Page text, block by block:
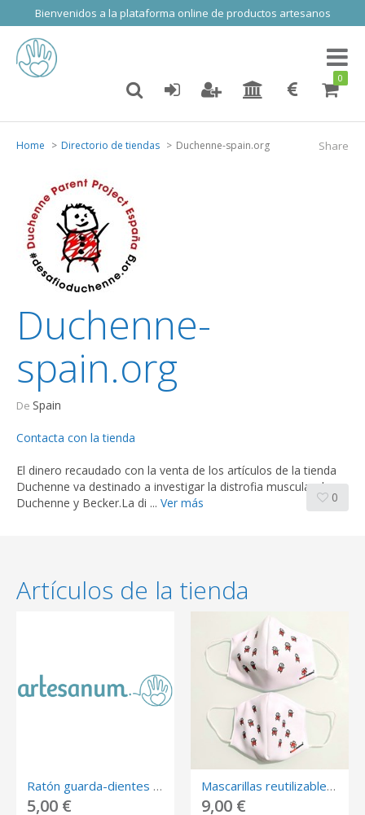
Bienvenidos a la plataforma online de productos artesanos
Toggle
0
Share
Home Directorio de tiendas Duchenne-spain.org
Duchenne-
spain.org
De Spain
Contacta con la tienda
El dinero recaudado con la venta de los artículos de la tienda
Duchenne va destinado a investigar la distrofia muscular de
Duchenne y Becker.La di ... Ver más 0
Artículos de la tienda
Ratón guarda-dientes Solidario
5,00 €
Mascarillas reutilizables Solidarias
9,00 €